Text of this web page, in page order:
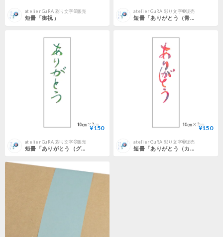
atelier GuRA 彩り文字®販売
短冊「御祝」
atelier GuRA 彩り文字®販売
短冊「ありがとう（青緑）」
¥150
atelier GuRA 彩り文字®販売
短冊「ありがとう（グリーン）」
¥150
atelier GuRA 彩り文字®販売
短冊「ありがとう（カラフル）」